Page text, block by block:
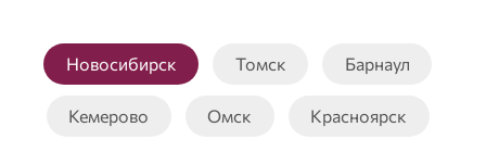
Новосибирск Томск Барнаул
Кемерово Омск Красноярск